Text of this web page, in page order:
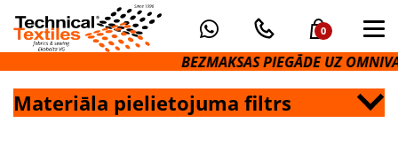
0
BEZMAKSAS PIEGĀDE UZ
Materiāla pielietojuma filtrs